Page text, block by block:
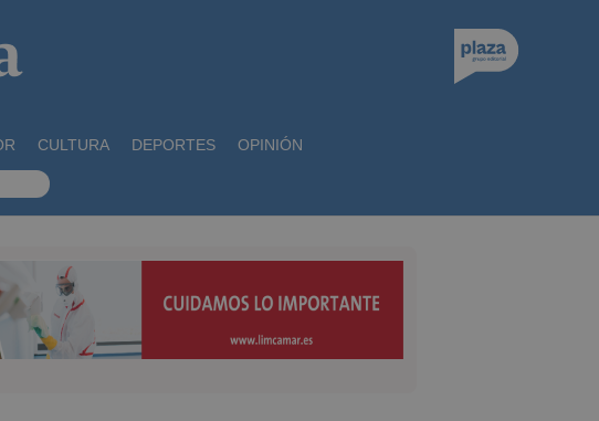
CULTURA DEPORTES OPINIÓN